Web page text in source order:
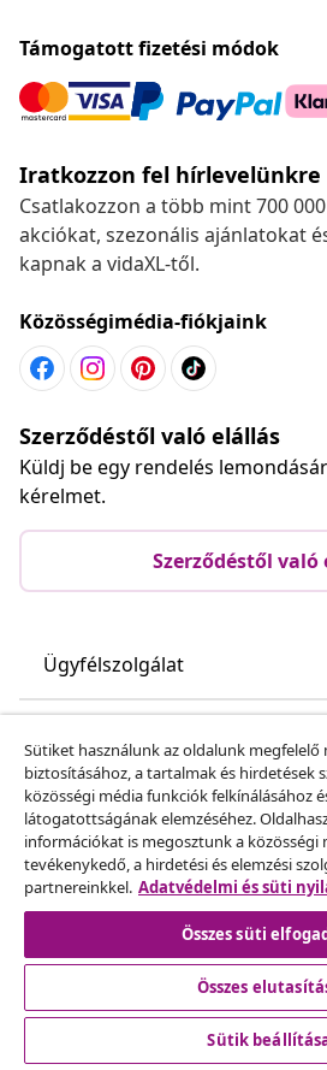
Támogatott fizetési módok
Iratkozzon fel hírlevelünkre
Csatlakozzon a több mint 700
akciókat, szezonális ajánlatokat
kapnak a vidaXL-től.
Közösségimédia-fiókjaink
Szerződéstől való elállás
Küldj be egy rendelés
kérelmet.
Szerződéstől való
Ügyfélszolgálat
vidaXL
Fedezz fel többet
Sütiket használunk az oldalunk megfelelő
biztosításához, a tartalmak és hirdetések
közösségi média funkciók felkínálásához
látogatottságának elemzéséhez.
információkat is megosztunk a közösségi
tevékenykedő, a hirdetési és elemzési
partnereinkkel. Adatvédelmi és süti
Összes süti
Összes
Sütik